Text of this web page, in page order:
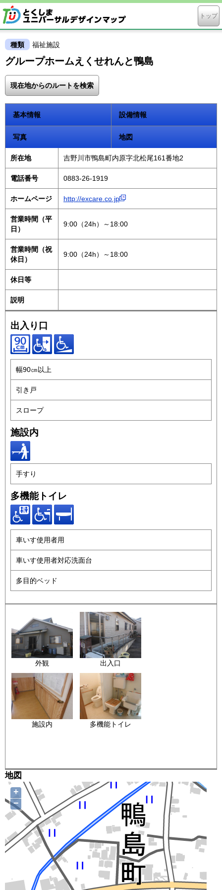
トップ
種類 福祉施設
グループホームえくせれんと鴨島
現在地からのルートを検索
基本情報 設備情報
写真 地図
所在地 吉野川市鴨島町内原字北松尾161番地2
電話番号 0883-26-1919
ホームページ http://excare.co.jp
営業時間（平
日）
9:00（24h）～18:00
営業時間（祝
休日）
9:00（24h）～18:00
休日等
説明
出入り口
幅90㎝以上
引き戸
スロープ
施設内
手すり
多機能トイレ
車いす使用者用
車いす使用者対応洗面台
多目的ベッド
外観 出入口
施設内 多機能トイレ
地図
+
−